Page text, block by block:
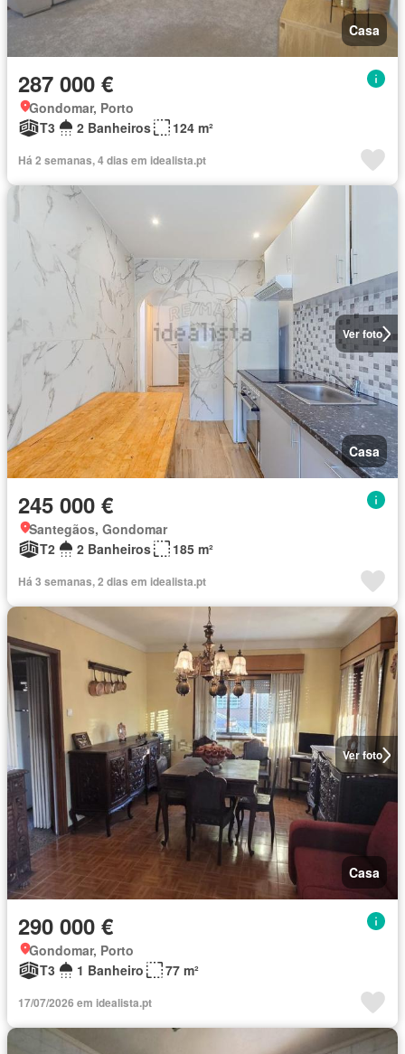
Casa
287 000 €
Gondomar, Porto
T3
2 Banheiros 124 m²
Há 2 semanas, 4 dias em idealista.pt
Ver foto
Casa
245 000 €
Santegãos, Gondomar
T2
2 Banheiros 185 m²
Há 3 semanas, 2 dias em idealista.pt
Ver foto
Casa
290 000 €
Gondomar, Porto
T3
1 Banheiro 77 m²
17/07/2026 em idealista.pt